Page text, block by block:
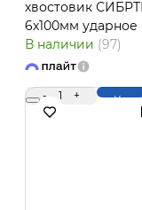
хвостовик
6х100мм ударное
В наличии (97)
- 1 +